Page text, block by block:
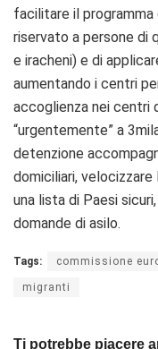
facilitare il
riservato a persone di
e iracheni) e di
aumentando i centri
accoglienza nei centri
“urgentemente” a
detenzione
domiciliari,
una lista di Paesi
domande di asilo.
Tags: commissione
migranti
Ti potrebbe piacere